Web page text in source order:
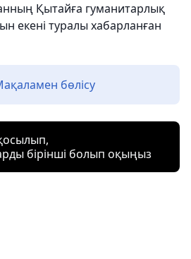
Қытайға гуманитарлық
екені туралы хабарланған
бөлісу
бірінші болып оқыңыз